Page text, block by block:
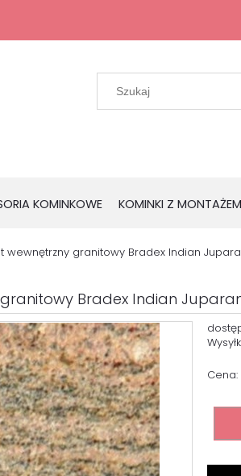
KOMINKOWE KOMINKI Z MONTAŻEM
wewnętrzny granitowy Bradex Indian
Bradex Indian
Cena: